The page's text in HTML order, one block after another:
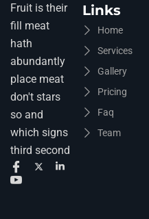
Fruit is their
fill meat
hath
abundantly
place meat
don't stars
so and
which signs
third second
Links
Home
Services
Gallery
Pricing
Faq
Team